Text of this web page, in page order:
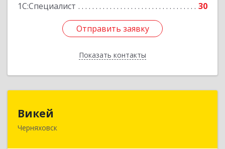
1С:Специалист
30
Отправить заявку
Показать контакты
Отправить заявку
Назад
Викей
Черняховск
238150, Калининградская обл, Черняховский р-